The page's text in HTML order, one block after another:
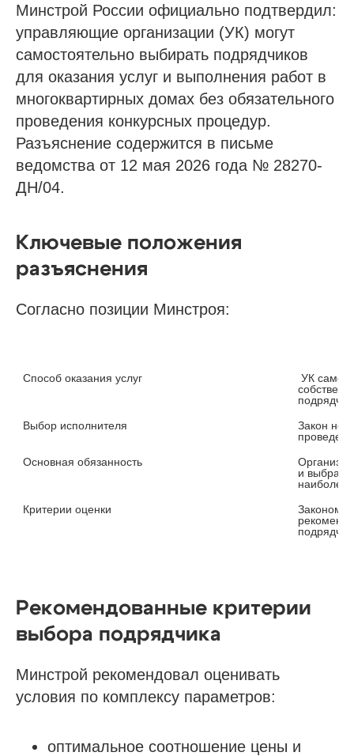
Минстрой России официально подтвердил:
управляющие организации (УК) могут
самостоятельно выбирать подрядчиков
для оказания услуг и выполнения работ в
многоквартирных домах без обязательного
проведения конкурсных процедур.
Разъяснение содержится в письме
ведомства от 12 мая 2026 года № 28270-
ДН/04.
Ключевые положения
разъяснения
Согласно позиции Минстроя:
Способ оказания услуг
Выбор исполнителя
Закон не
Основная обязанность
и выбрать
наиболее
Критерии оценки
Законом
Рекомендованные критерии
выбора подрядчика
Минстрой рекомендовал оценивать
условия по комплексу параметров:
оптимальное соотношение цены и